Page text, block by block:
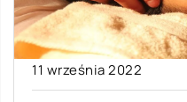
11 września 2022